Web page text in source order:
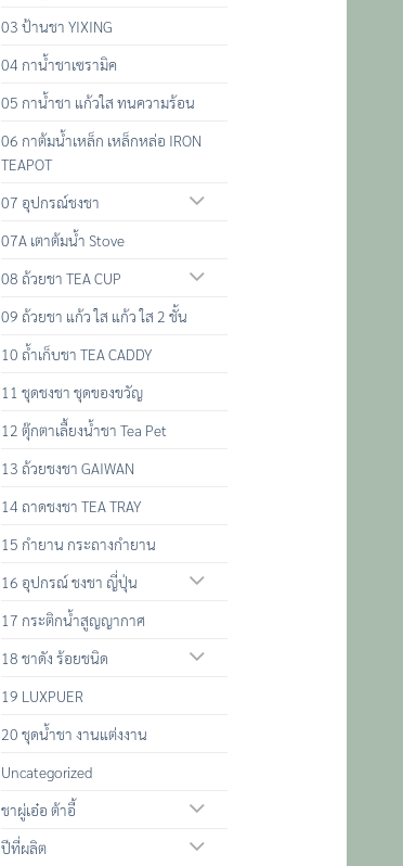
03 ป้านชา YIXING
04 กาน้ำชาเซรามิค
05 กาน้ำชา แก้วใส ทนความร้อน
06 กาต้มน้ำเหล็ก เหล็กหล่อ IRON
TEAPOT
07 อุปกรณ์ชงชา
07A เตาต้มน้ำ Stove
08 ถ้วยชา TEA CUP
09 ถ้วยชา แก้ว ใส แก้ว ใส 2 ชั้น
10 ถ้ำเก็บชา TEA CADDY
11 ชุดชงชา ชุดของขวัญ
12 ตุ๊กตาเลื้ยงน้ำชา Tea Pet
13 ถ้วยชงชา GAIWAN
14 ถาดชงชา TEA TRAY
15 กำยาน กระถางกำยาน
16 อุปกรณ์ ชงชา ญี่ปุ่น
17 กระติกน้ำสูญญากาศ
18 ชาดัง ร้อยชนิด
19 LUXPUER
20 ชุดน้ำชา งานแต่งงาน
Uncategorized
ชาผู่เอ๋อ ต้าอี้
ปีที่ผลิต